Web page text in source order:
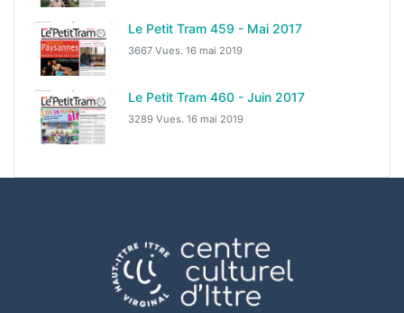
Le Petit Tram 459 - Mai 2017
3667 Vues. 16 mai 2019
Le Petit Tram 460 - Juin 2017
3289 Vues. 16 mai 2019